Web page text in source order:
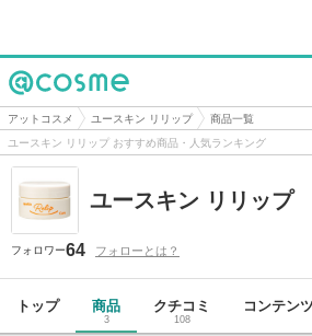
@cosme
アットコスメ ユースキン リリップ
商品一覧
ユースキン リリップ おすすめ商品・人気ランキング
ユースキン リリップ
フォロワー64 フォローとは？
トップ 商品
3
クチコミ
108
コンテンツ